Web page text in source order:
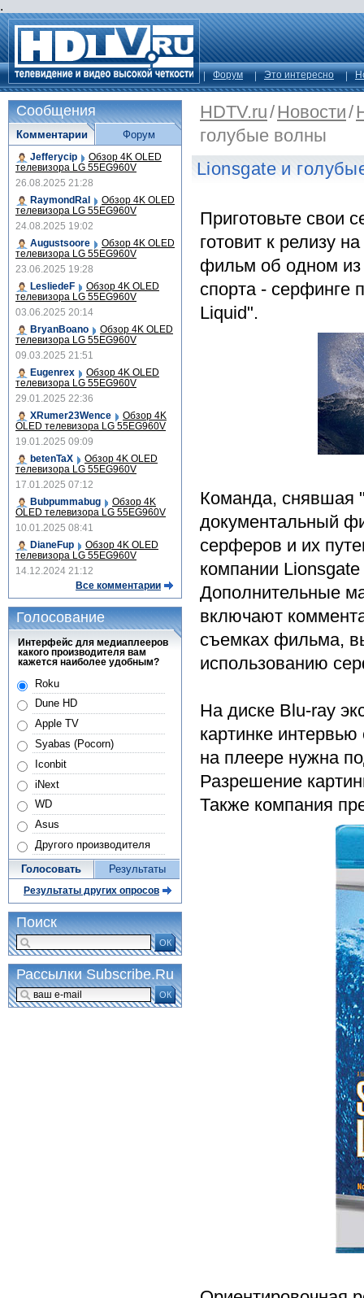
.
Форум Это интересно
HDTV.ru/Новости/
голубые волны
Lionsgate и
Приготовьте свои
готовит к релизу
фильм об одном из
спорта - серфинге
Liquid".
Команда, снявшая
документальный
серферов и их
компании
Дополнительные
включают
съемках фильма,
использованию
На диске Blu-ray
картинке
на плеере нужна
Разрешение
Также компания
Сообщения
Комментарии
Jefferycip Обзор 4K OLED
телевизора LG 55EG960V
26.08.2025 21:28
RaymondRal
Обзор 4K OLED
телевизора LG 55EG960V
24.08.2025 19:02
Augustsoore
Обзор 4K OLED
телевизора LG 55EG960V
23.06.2025 19:28
LesliedeF
Обзор 4K OLED
телевизора LG 55EG960V
03.06.2025 20:14
BryanBoano
Обзор 4K OLED
телевизора LG 55EG960V
09.03.2025 21:51
Eugenrex
Обзор 4K OLED
телевизора LG 55EG960V
29.01.2025 22:36
XRumer23Wence
Обзор 4K
OLED телевизора LG 55EG960V
19.01.2025 09:09
betenTaX
Обзор 4K OLED
телевизора LG 55EG960V
17.01.2025 07:12
Bubpummabug
Обзор 4K
OLED телевизора LG 55EG960V
10.01.2025 08:41
DianeFup
Обзор 4K OLED
телевизора LG 55EG960V
14.12.2024 21:12
Все комментарии
Форум
Голосование
Интерфейс для медиаплееров
какого производителя вам
кажется наиболее удобным?
Roku
Dune HD
Apple TV
Syabas (Pocorn)
Iconbit
iNext
WD
Asus
Другого производителя
Голосовать Результаты
Результаты других опросов
Поиск
ОК
Рассылки Subscribe.Ru
ОК